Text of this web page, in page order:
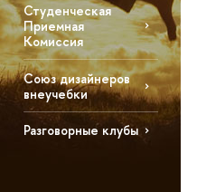
Студенческая
Приемная
Комиссия
Союз дизайнеров
внеучебки
Разговорные клубы